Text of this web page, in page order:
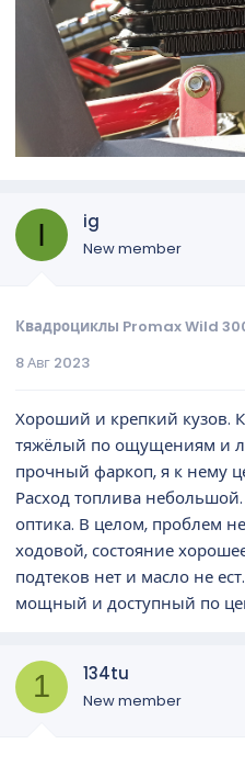
I ig
New member
Квадроциклы Promax Wild
8 Авг 2023
Хороший и крепкий кузов.
тяжёлый по ощущениям и
прочный фаркоп, я к нему
Расход топлива
оптика. В целом, проблем
ходовой, состояние
подтеков нет и масло не
мощный и доступный по
1 134tu
New member